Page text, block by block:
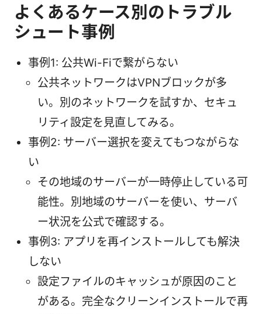
よくあるケース別のトラブル
シュート事例
事例1: 公共Wi-Fiで繋がらない
公共ネットワークはVPNブロックが多
い。別のネットワークを試すか、セキュ
リティ設定を見直してみる。
事例2: サーバー選択を変えてもつながらな
い
その地域のサーバーが一時停止している可
能性。別地域のサーバーを使い、サーバ
ー状況を公式で確認する。
事例3: アプリを再インストールしても解決
しない
設定ファイルのキャッシュが原因のこと
がある。完全なクリーンインストールで再